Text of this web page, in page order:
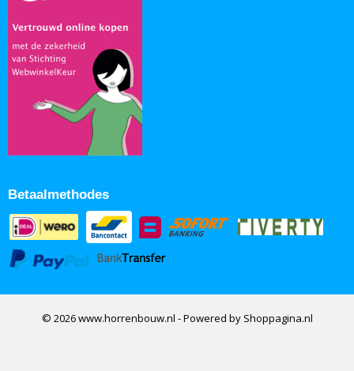
Betaalmethodes
© 2026 www.horrenbouw.nl - Powered by Shoppagina.nl